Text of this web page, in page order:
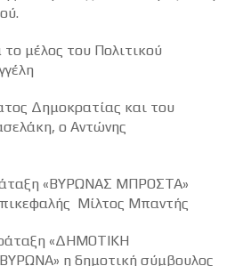
μέλος του Πολιτικού
Δημοκρατίας και του
ο Αντώνης
«ΒΥΡΩΝΑΣ ΜΠΡΟΣΤΑ»
Μίλτος Μπαντής
«ΔΗΜΟΤΙΚΗ
η δημοτική σύμβουλος